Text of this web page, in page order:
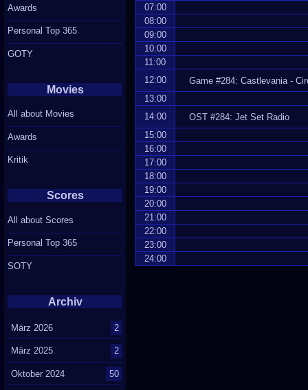
07:00
08:00
09:00
10:00
11:00
12:00
Game #284: Castlevania -
13:00
14:00
OST #284: Jet Set Radio
15:00
16:00
17:00
18:00
19:00
20:00
21:00
22:00
23:00
24:00
Awards
Personal Top 365
GOTY
Movies
All about Movies
Awards
Kritik
Scores
All about Scores
Personal Top 365
SOTY
Archiv
März 2026 2
März 2025 2
Oktober 2024 50